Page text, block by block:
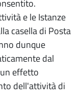
e le Istanze
casella di Posta
dunque
dal
effetto
dell'attività di